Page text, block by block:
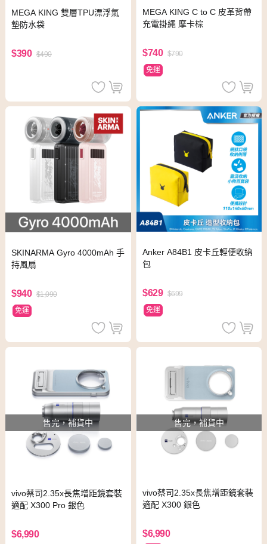
MEGA KING 雙層TPU漂浮氣
墊防水袋
$390 $490
MEGA KING C to C 皮革背帶
充電掛繩 摩卡棕
$740 $790
免運
SKINARMA Gyro 4000mAh 手
持風扇
$940 $1,090
免運
Anker A84B1 皮卡丘輕便收納
包
$629 $699
免運
售完，補貨中
vivo蔡司2.35x長焦增距鏡套裝
適配 X300 Pro 銀色
$6,990
售完，補貨中
vivo蔡司2.35x長焦增距鏡套裝
適配 X300 銀色
$6,990